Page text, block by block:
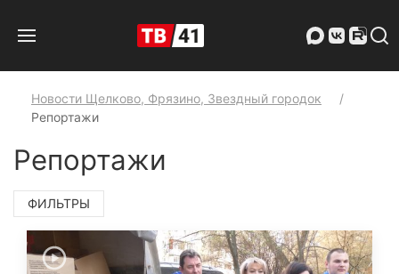
Новости Щелково, Фрязино, Звездный городок
Репортажи
Репортажи
ФИЛЬТРЫ